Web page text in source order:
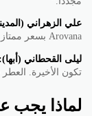
علي الزهراني
Arovana بسعر ممتاز بعد تطبيق الخصم. عملية الشراء كانت سهلة جداً.”
ليلى القحطاني (أبها):
تكون الأخيرة.
لماذا يجب